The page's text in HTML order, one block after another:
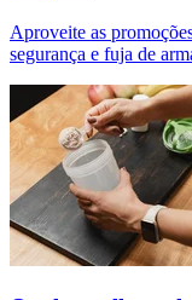
Aproveite as
segurança e fuja de